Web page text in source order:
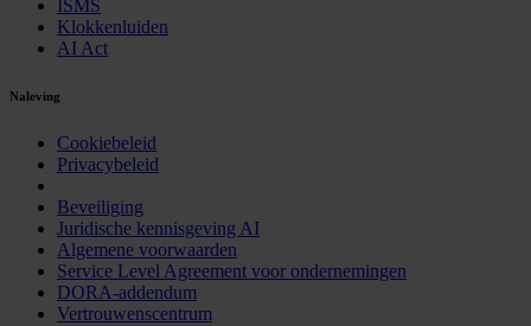
ISMS
Klokkenluiden
AI Act
Naleving
Cookiebeleid
Privacybeleid
Beveiliging
Juridische kennisgeving AI
Algemene voorwaarden
Service Level Agreement voor ondernemingen
DORA-addendum
Vertrouwenscentrum